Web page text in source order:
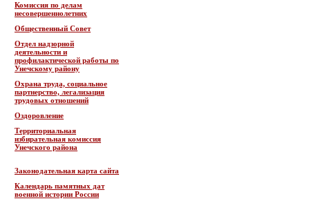
Комиссия по делам
несовершеннолетних
Общественный Совет
Отдел надзорной
деятельности и
профилактической работы по
Унечскому району
Охрана труда, социальное
партнерство, легализация
трудовых отношений
Оздоровление
Территориальная
избирательная комиссия
Унечского района
Законодательная карта сайта
Календарь памятных дат
военной истории России